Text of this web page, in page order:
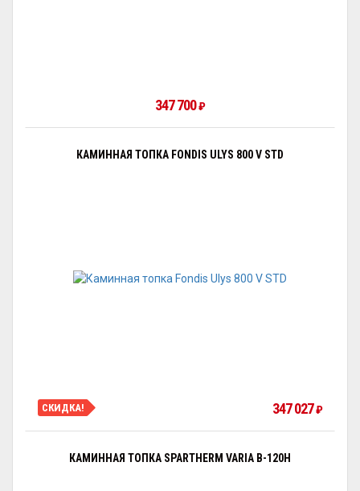
347 700₽
КАМИННАЯ ТОПКА FONDIS ULYS 800 V STD
СКИДКА! 347 027₽
КАМИННАЯ ТОПКА SPARTHERM VARIA B-120H